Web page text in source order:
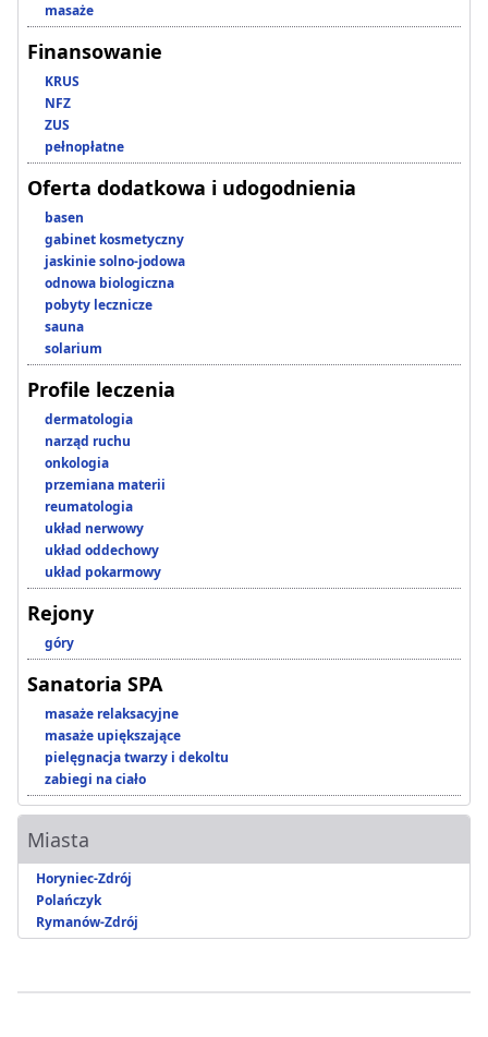
masaże
Finansowanie
KRUS
NFZ
ZUS
pełnopłatne
Oferta dodatkowa i udogodnienia
basen
gabinet kosmetyczny
jaskinie solno-jodowa
odnowa biologiczna
pobyty lecznicze
sauna
solarium
Profile leczenia
dermatologia
narząd ruchu
onkologia
przemiana materii
reumatologia
układ nerwowy
układ oddechowy
układ pokarmowy
Rejony
góry
Sanatoria SPA
masaże relaksacyjne
masaże upiększające
pielęgnacja twarzy i dekoltu
zabiegi na ciało
Miasta
Horyniec-Zdrój
Polańczyk
Rymanów-Zdrój